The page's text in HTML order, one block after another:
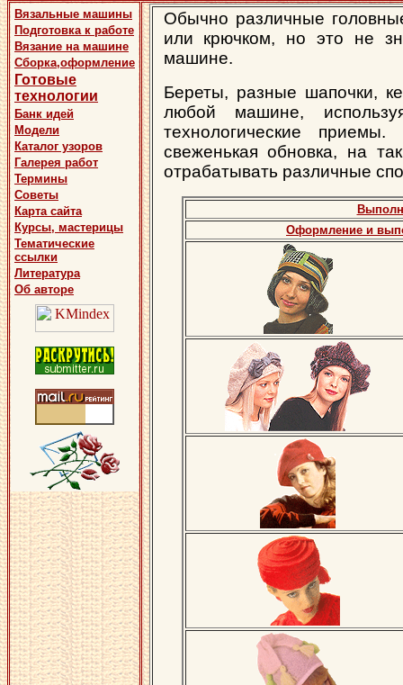
Вязальные машины
Подготовка к работе
Вязание на машине
Сборка,оформление
Готовые
технологии
Банк идей
Модели
Каталог узоров
Галерея работ
Термины
Советы
Карта сайта
Курсы, мастерицы
Тематические
ссылки
Литература
Об авторе
Обычно различные
или крючком, но это не
машине.
Береты, разные шапочки,
любой машине,
технологические
свеженькая обновка, на
отрабатывать различные
Оформление и